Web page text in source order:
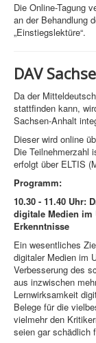
Die Online-Tagung
an der Behandlung
„Einstiegslektüre“.
DAV
Da der
stattfinden kann,
Sachsen-Anhalt
Dieser wird online
Die Teilnehmerzahl
erfolgt über ELTIS
Programm:
10.30 - 11.40 Uhr:
digitale Medien im
Erkenntnisse
Ein wesentliches
digitaler Medien im
Verbesserung des
aus inzwischen
Lernwirksamkeit
Belege für die
vielmehr den
seien gar schädlich